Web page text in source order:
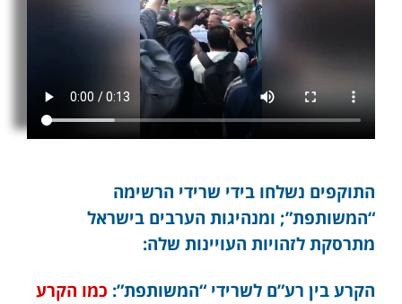
התוקפים נשלחו בידי שרידי הרשימה
“המשותפת”; ומנהיגות הערבים בישראל
מתרסקת לזהויות העויינות שלה:
הקרע בין רע”ם לשרידי “המשותפת”: כמו הקרע